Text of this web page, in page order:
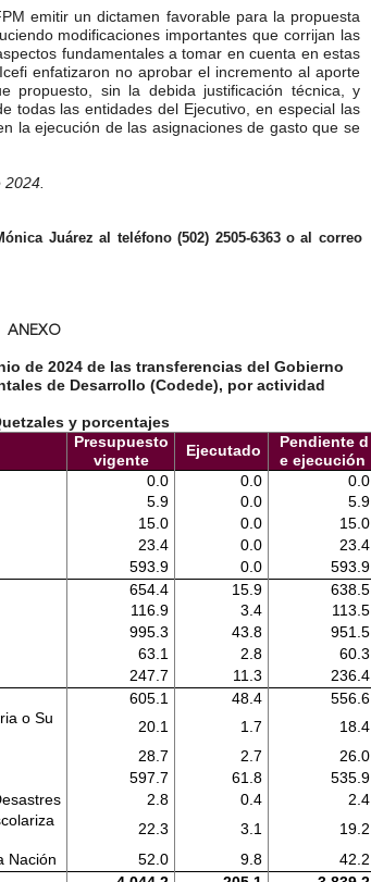
emitir un dictamen favorable para la propuesta
modificaciones importantes que corrijan las
fundamentales a tomar en cuenta en estas
enfatizaron no aprobar el incremento al aporte
propuesto, sin la debida justificación técnica, y
todas las entidades del Ejecutivo, en especial las
la ejecución de las asignaciones de gasto que se
Juárez al teléfono (502) 2505-6363 o al correo
ANEXO
de 2024 de las transferencias del Gobierno
de Desarrollo (Codede), por actividad
y porcentajes
Presupuesto
vigente
Ejecutado
Pendiente d
e ejecución
0.0 0.0 0.0
5.9 0.0 5.9
15.0 0.0 15.0
23.4 0.0 23.4
593.9 0.0 593.9
654.4 15.9 638.5
116.9 3.4 113.5
995.3 43.8 951.5
63.1 2.8 60.3
247.7 11.3 236.4
605.1 48.4 556.6
o Su
20.1 1.7 18.4
28.7 2.7 26.0
597.7 61.8 535.9
2.8 0.4 2.4
22.3 3.1 19.2
Nación
52.0 9.8 42.2